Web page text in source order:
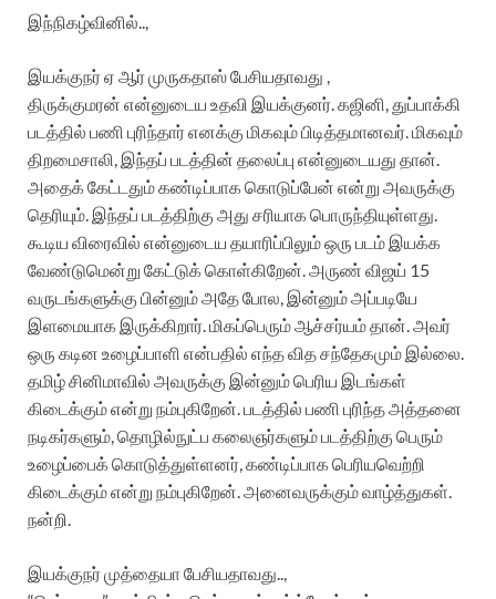
இந்நிகழ்வினில்..,
இயக்குநர் ஏ ஆர் முருகதாஸ் பேசியதாவது ,
திருக்குமரன் என்னுடைய உதவி இயக்குனர். கஜினி, துப்பாக்கி
படத்தில் பணி புரிந்தார் எனக்கு மிகவும் பிடித்தமானவர். மிகவும்
திறமைசாலி, இந்தப் படத்தின் தலைப்பு என்னுடையது தான்.
அதைக் கேட்டதும் கண்டிப்பாக கொடுப்பேன் என்று அவருக்கு
தெரியும். இந்தப் படத்திற்கு அது சரியாக பொருந்தியுள்ளது.
கூடிய விரைவில் என்னுடைய தயாரிப்பிலும் ஒரு படம் இயக்க
வேண்டுமென்று கேட்டுக் கொள்கிறேன். அருண் விஜய் 15
வருடங்களுக்கு பின்னும் அதே போல, இன்னும் அப்படியே
இளமையாக இருக்கிறார். மிகப்பெரும் ஆச்சர்யம் தான். அவர்
ஒரு கடின உழைப்பாளி என்பதில் எந்த வித சந்தேகமும் இல்லை.
தமிழ் சினிமாவில் அவருக்கு இன்னும் பெரிய இடங்கள்
கிடைக்கும் என்று நம்புகிறேன். படத்தில் பணி புரிந்த அத்தனை
நடிகர்களும், தொழில்நுட்ப கலைஞர்களும் படத்திற்கு பெரும்
உழைப்பைக் கொடுத்துள்ளனர், கண்டிப்பாக பெரியவெற்றி
கிடைக்கும் என்று நம்புகிறேன். அனைவருக்கும் வாழ்த்துகள்.
நன்றி.
இயக்குநர் முத்தையா பேசியதாவது..,